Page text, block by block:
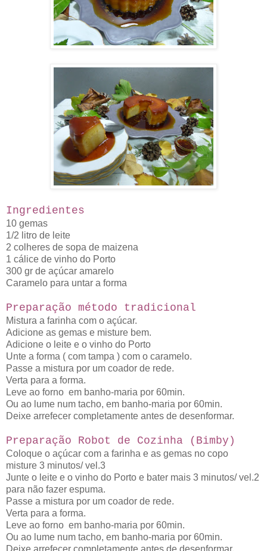
Ingredientes
10 gemas
1/2 litro de leite
2 colheres de sopa de maizena
1 cálice de vinho do Porto
300 gr de açúcar amarelo
Caramelo para untar a forma
Preparação método tradicional
Mistura a farinha com o açúcar.
Adicione as gemas e misture bem.
Adicione o leite e o vinho do Porto
Unte a forma ( com tampa ) com o caramelo.
Passe a mistura por um coador de rede.
Verta para a forma.
Leve ao forno em banho-maria por 60min.
Ou ao lume num tacho, em banho-maria por 60min.
Deixe arrefecer completamente antes de desenformar.
Preparação Robot de Cozinha (Bimby)
Coloque o açúcar com a farinha e as gemas no copo
misture 3 minutos/ vel.3
Junte o leite e o vinho do Porto e bater mais 3 minutos/ vel.2
para não fazer espuma.
Passe a mistura por um coador de rede.
Verta para a forma.
Leve ao forno em banho-maria por 60min.
Ou ao lume num tacho, em banho-maria por 60min.
Deixe arrefecer completamente antes de desenformar.